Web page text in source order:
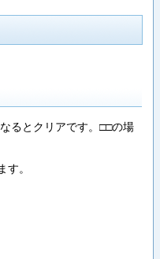
るとクリアです。□□の場
。